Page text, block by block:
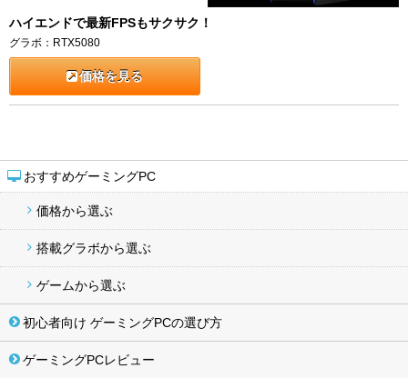
おすすめゲーミングPC
価格から選ぶ
搭載グラボから選ぶ
ゲームから選ぶ
初心者向け ゲーミングPCの選び方
ゲーミングPCレビュー
ハイエンドで最新FPSもサクサク！
グラボ：RTX5080
価格を見る